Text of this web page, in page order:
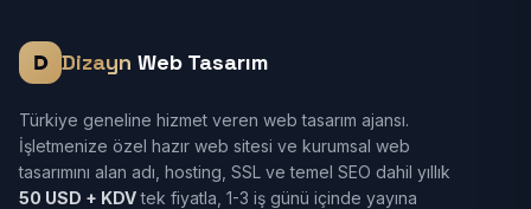
Dizayn Web Tasarım
Türkiye geneline hizmet veren web tasarım ajansı.
İşletmenize özel hazır web sitesi ve kurumsal web
tasarımını alan adı, hosting, SSL ve temel SEO dahil yıllık
50 USD + KDVtek fiyatla, 1-3 iş günü içinde yayına